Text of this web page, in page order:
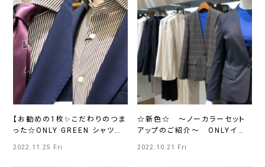
【お勧めの1枚✨こだわりのつま
った☆ONLY GREEN シャツ
2022.11.25 Fri
☆新色☆ ～ノーカラーセット
アップのご紹介～ ONLYイオ
2022.10.21 Fri